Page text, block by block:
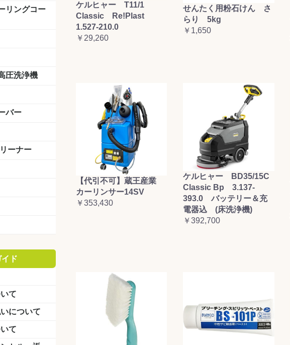
リングコー
圧洗浄機
バー
ーナー
ド
て
について
て
ケルヒャー T11/1
Classic Re!Plast
1.527-210.0
￥29,260
せんたく用粉石けん さ
らり 5kg
￥1,650
【代引不可】蔵王産業
カーリンサー14SV
￥353,430
ケルヒャー BD35/15C
Classic Bp 3.137-
393.0 バッテリー＆充
電器込 (床洗浄機)
￥392,700